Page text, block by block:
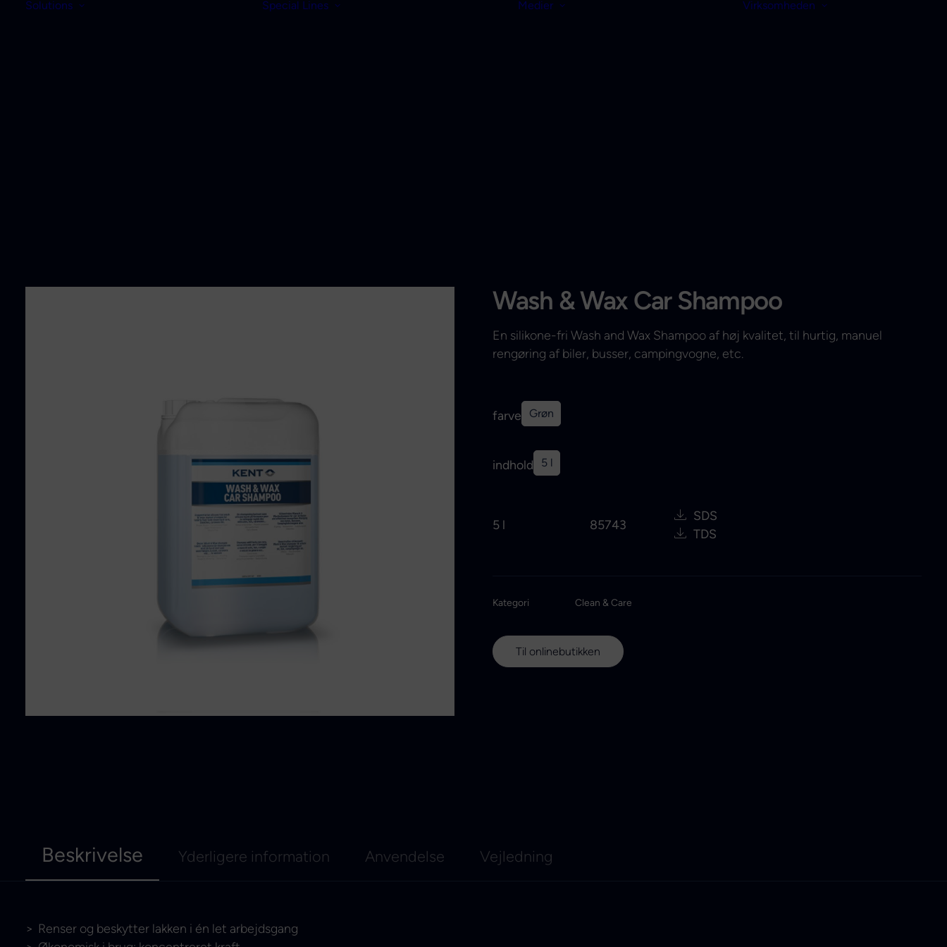
Solutions Special Lines Medier Virksomheden
Wash & Wax Car Shampoo
En silikone-fri Wash and Wax Shampoo af høj kvalitet, til hurtig, manuel
rengøring af biler, busser, campingvogne, etc.
farve Grøn
indhold 5 l
5 l 85743
SDS
TDS
Kategori Clean & Care
Til onlinebutikken
Beskrivelse Yderligere information Anvendelse Vejledning
Renser og beskytter lakken i én let arbejdsgang